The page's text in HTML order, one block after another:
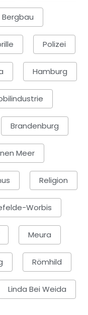
Bergbau
Polizei
Hamburg
Brandenburg
Meer
Religion
Worbis
Meura
Römhild
Linda Bei Weida